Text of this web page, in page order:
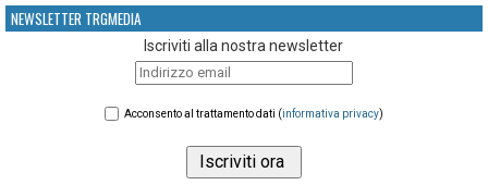
NEWSLETTER TRGMEDIA
Iscriviti alla nostra newsletter
Acconsento al trattamento dati (informativa privacy)